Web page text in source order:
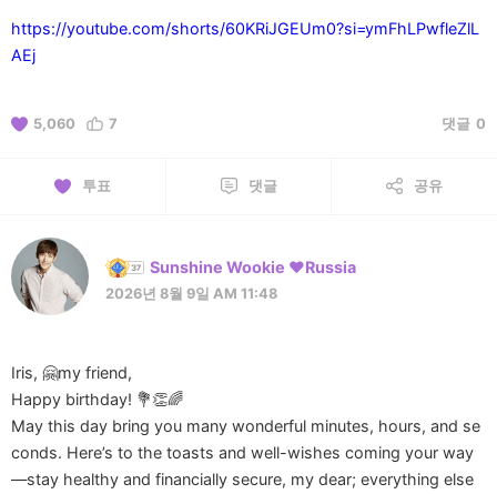
https://youtube.com/shorts/60KRiJGEUm0?si=ymFhLPwfleZlL
AEj
5,060 7 댓글 0
투표 댓글 공유
Sunshine Wookie ❤️Russia
2026년 8월 9일 AM 11:48
Iris, 🤗my friend,
Happy birthday! 💐👏🌈
May this day bring you many wonderful minutes, hours, and se
conds. Here’s to the toasts and well-wishes coming your way
—stay healthy and financially secure, my dear; everything else